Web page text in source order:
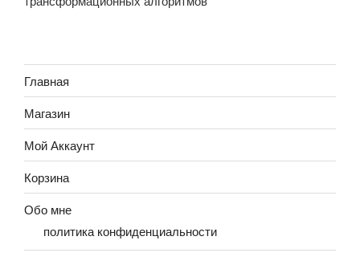
Главная
Магазин
Мой Аккаунт
Корзина
Обо мне
политика конфиденциальности